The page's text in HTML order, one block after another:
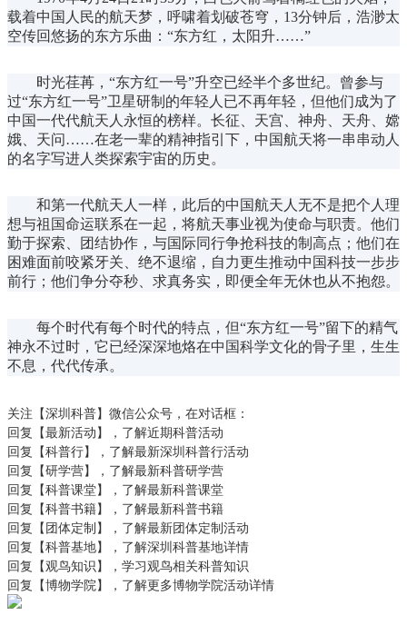
载着中国人民的航天梦，呼啸着划破苍穹，13分钟后，浩渺太
空传回悠扬的东方乐曲：“东方红，太阳升……”
时光荏苒，“东方红一号”升空已经半个多世纪。曾参与
过“东方红一号”卫星研制的年轻人已不再年轻，但他们成为了
中国一代代航天人永恒的榜样。长征、天宫、神舟、天舟、嫦
娥、天问……在老一辈的精神指引下，中国航天将一串串动人
的名字写进人类探索宇宙的历史。
和第一代航天人一样，此后的中国航天人无不是把个人理
想与祖国命运联系在一起，将航天事业视为使命与职责。他们
勤于探索、团结协作，与国际同行争抢科技的制高点；他们在
困难面前咬紧牙关、绝不退缩，自力更生推动中国科技一步步
前行；他们争分夺秒、求真务实，即便全年无休也从不抱怨。
每个时代有每个时代的特点，但“东方红一号”留下的精气
神永不过时，它已经深深地烙在中国科学文化的骨子里，生生
不息，代代传承。
关注【深圳科普】微信公众号，在对话框：
回复【最新活动】，了解近期科普活动
回复【科普行】，了解最新深圳科普行活动
回复【研学营】，了解最新科普研学营
回复【科普课堂】，了解最新科普课堂
回复【科普书籍】，了解最新科普书籍
回复【团体定制】，了解最新团体定制活动
回复【科普基地】，了解深圳科普基地详情
回复【观鸟知识】，学习观鸟相关科普知识
回复【博物学院】，了解更多博物学院活动详情